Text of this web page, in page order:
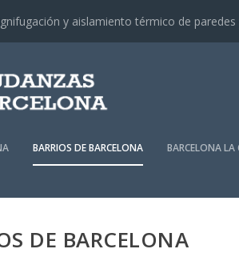
y aislamiento térmico de paredes
BARRIOS DE BARCELONA BARCELONA LA
DE BARCELONA